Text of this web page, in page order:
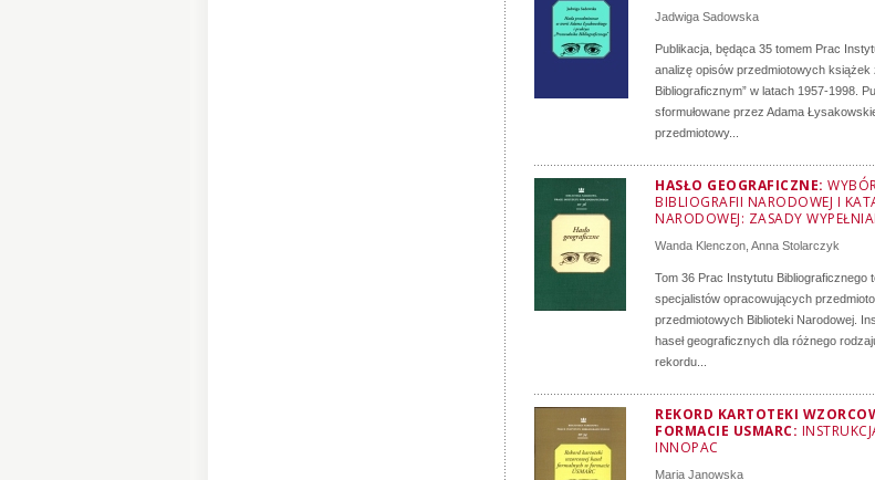
Jadwiga Sadowska
Publikacja, będąca 35 tomem Prac
analizę opisów przedmiotowych
Bibliograficznym” w latach 1957-1998.
sformułowane przez Adama
przedmiotowy...
HASŁO GEOGRAFICZNE:
BIBLIOGRAFII NARODOWEJ I
NARODOWEJ: ZASADY
Wanda Klenczon Anna Stolarczyk
Tom 36 Prac Instytutu Bibliograficznego
specjalistów opracowujących
przedmiotowych Biblioteki Narodowej.
haseł geograficznych dla różnego
rekordu...
REKORD KARTOTEKI
FORMACIE USMARC:
INNOPAC
Maria Janowska